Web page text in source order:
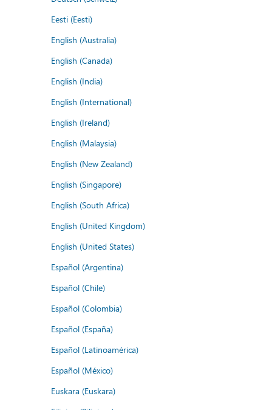
Eesti (Eesti)
English (Australia)
English (Canada)
English (India)
English (International)
English (Ireland)
English (Malaysia)
English (New Zealand)
English (Singapore)
English (South Africa)
English (United Kingdom)
English (United States)
Español (Argentina)
Español (Chile)
Español (Colombia)
Español (España)
Español (Latinoamérica)
Español (México)
Euskara (Euskara)